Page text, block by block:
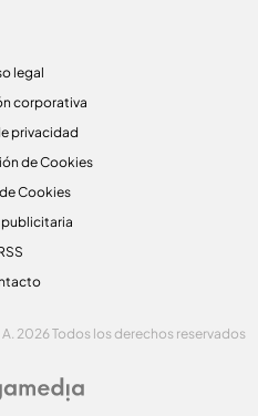
legal
corporativa
privacidad
de Cookies
Cookies
2026 Todos los derechos reservados